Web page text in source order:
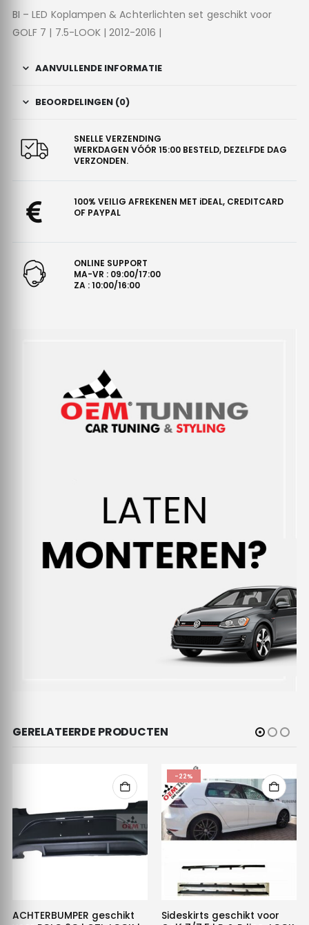
BI – LED Koplampen & Achterlichten set geschikt voor
GOLF 7 | 7.5-LOOK | 2012-2016 |
AANVULLENDE INFORMATIE
BEOORDELINGEN (0)
SNELLE VERZENDING
WERKDAGEN VÓÓR 15:00 BESTELD, DEZELFDE DAG
VERZONDEN.
100% VEILIG AFREKENEN MET iDEAL, CREDITCARD
OF PAYPAL
ONLINE SUPPORT
MA-VR : 09:00/17:00
ZA : 10:00/16:00
GERELATEERDE PRODUCTEN
ACHTERBUMPER geschikt
-22%
Sideskirts geschikt voor